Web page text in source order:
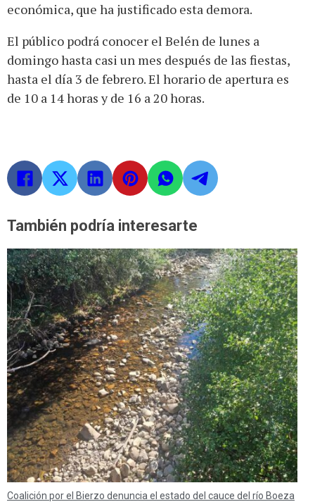
económica, que ha justificado esta demora.
El público podrá conocer el Belén de lunes a
domingo hasta casi un mes después de las fiestas,
hasta el día 3 de febrero. El horario de apertura es
de 10 a 14 horas y de 16 a 20 horas.
También podría interesarte
Coalición por el Bierzo denuncia el estado del cauce del río Boeza